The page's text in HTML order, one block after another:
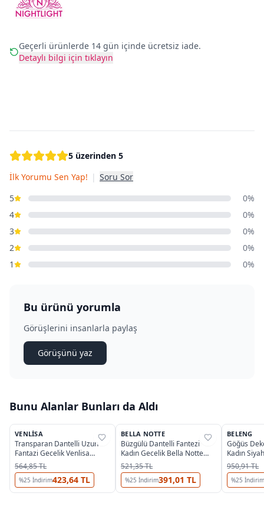
Geçerli ürünlerde 14 gün içinde ücretsiz iade.
Detaylı bilgi için tıklayın
5 üzerinden 5
İlk Yorumu Sen Yap! | Soru Sor
5
0%
4
0%
3
0%
2
0%
1
0%
Bu ürünü yorumla
Görüşlerini insanlarla paylaş
Görüşünü yaz
Bunu Alanlar Bunları da Aldı
%33
VENLISA
Transparan Dantelli Uzun
Fantazi Gecelik Venlisa
V2500
564,85 TL
%25 İndirim423,64 TL
%76
BELLA NOTTE
Büzgülü Dantelli Fantezi
Kadın Gecelik Bella Notte
15933
521,35 TL
%25 İndirim391,01 TL
%38
BELENG
Göğüs
Kadın
6091
950,91 TL
%25 İndirim